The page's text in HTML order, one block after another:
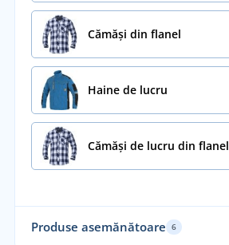
Cămăși din flanel
Haine de lucru
Cămăși de lucru din flanel
Produse asemănătoare 6